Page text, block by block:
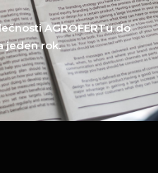
AGROFERTu do
jeden rok.